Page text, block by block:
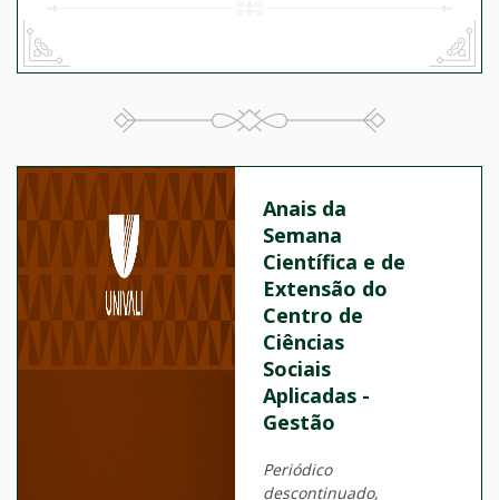
Anais da
Semana
Científica e de
Extensão do
Centro de
Ciências
Sociais
Aplicadas -
Gestão
Periódico
descontinuado,